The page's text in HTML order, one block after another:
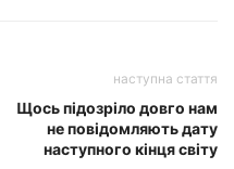
наступна стаття
Щось підозріло довго нам
не повідомляють дату
наступного кінця світу